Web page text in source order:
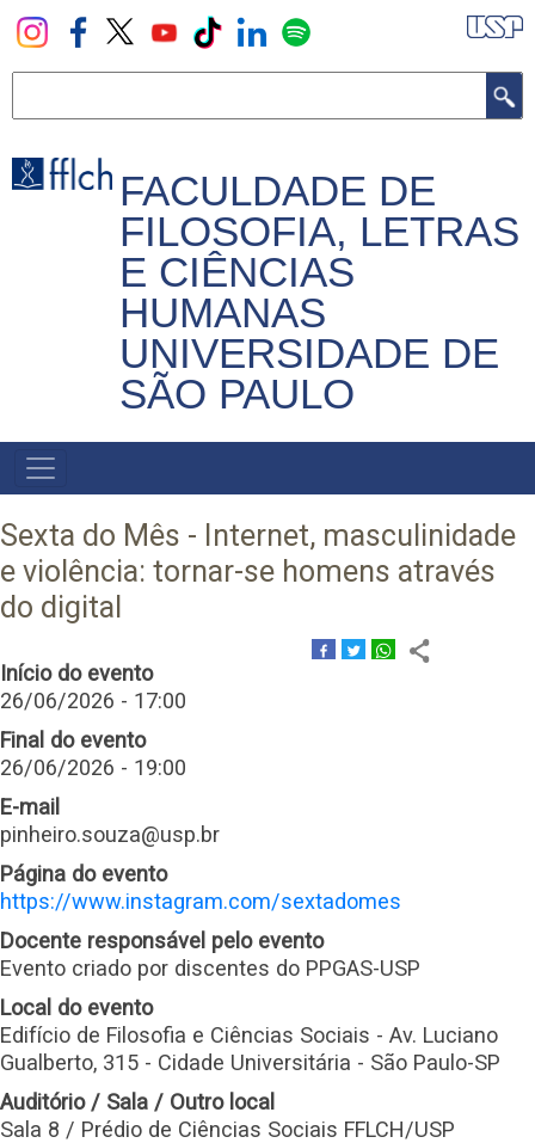
Pular
para
principal
FACULDADE DE
FILOSOFIA, LETRAS
E CIÊNCIAS
HUMANAS
UNIVERSIDADE DE
SÃO PAULO
NAVEGADOR
PRINCIPAL
Sexta do Mês - Internet, masculinidade
e violência: tornar-se homens através
do digital
Início do evento
26/06/2026 - 17:00
Final do evento
26/06/2026 - 19:00
E-mail
pinheiro.souza@usp.br
Página do evento
https://www.instagram.com/sextadomes
Docente responsável pelo evento
Evento criado por discentes do PPGAS-USP
Local do evento
Edifício de Filosofia e Ciências Sociais - Av. Luciano
Gualberto, 315 - Cidade Universitária - São Paulo-SP
Auditório / Sala / Outro local
Sala 8 / Prédio de Ciências Sociais FFLCH/USP